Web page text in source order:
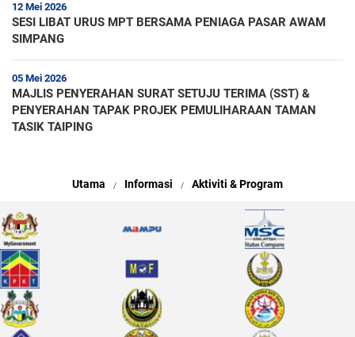
12 Mei 2026
SESI LIBAT URUS MPT BERSAMA PENIAGA PASAR AWAM
SIMPANG
05 Mei 2026
MAJLIS PENYERAHAN SURAT SETUJU TERIMA (SST) &
PENYERAHAN TAPAK PROJEK PEMULIHARAAN TAMAN
TASIK TAIPING
Utama Informasi Aktiviti & Program